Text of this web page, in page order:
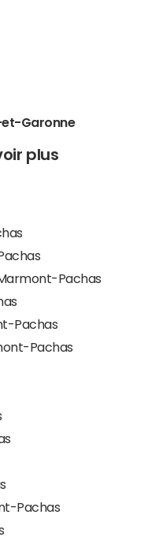
et-Garonne
plus
Pachas
Pachas
Pachas
Pachas